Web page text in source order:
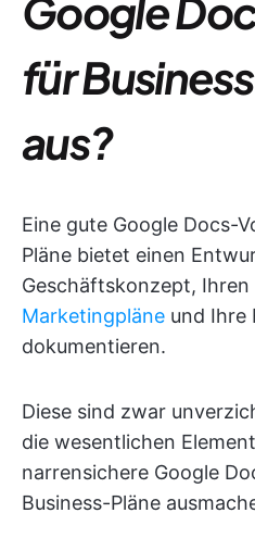
Google
für
aus?
Eine gute Google Docs-
Pläne bietet einen
Geschäftskonzept,
Marketingpläne und Ihre
dokumentieren.
Diese sind zwar
die wesentlichen
narrensichere Google
Business-Pläne